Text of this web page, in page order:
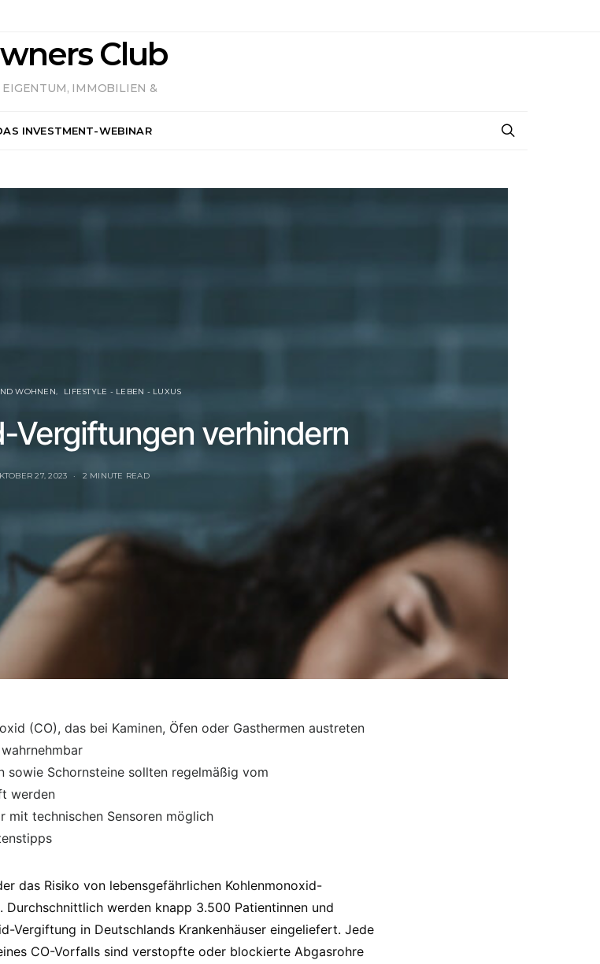
Club
IMMOBILIEN &
INVESTMENT-WEBINAR
WOHNEN LIFESTYLE - LEBEN - LUXUS
Vergiftungen verhindern
27, 2023 2 MINUTE READ
(CO), das bei Kaminen, Öfen oder Gasthermen austreten
sowie Schornsteine sollten regelmäßig vom
werden
mit technischen Sensoren möglich
das Risiko von lebensgefährlichen Kohlenmonoxid-
Durchschnittlich werden knapp 3.500 Patientinnen und
Vergiftung in Deutschlands Krankenhäuser eingeliefert. Jede
CO-Vorfalls sind verstopfte oder blockierte Abgasrohre